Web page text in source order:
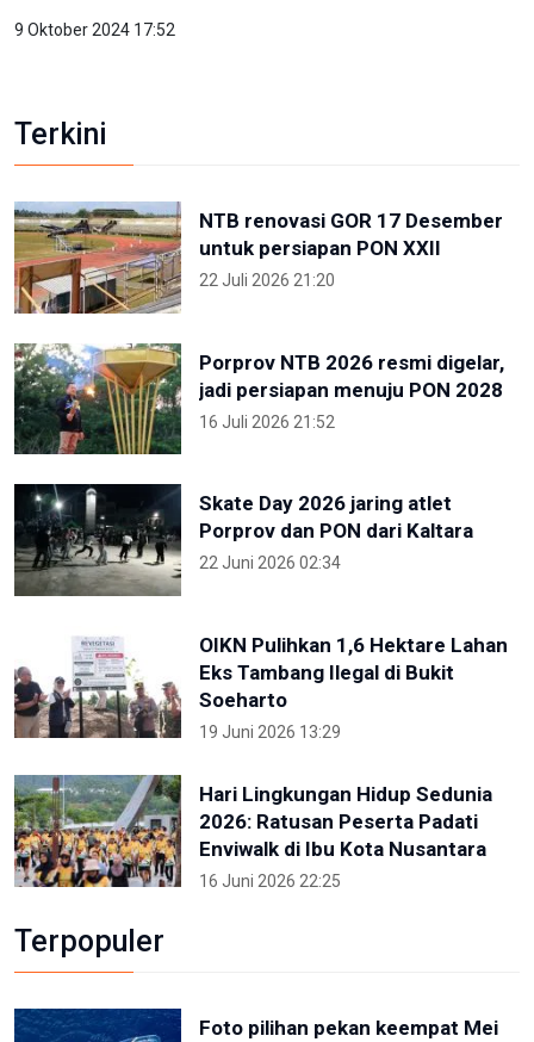
9 Oktober 2024 17:52
Terkini
NTB renovasi GOR 17 Desember
untuk persiapan PON XXII
22 Juli 2026 21:20
Porprov NTB 2026 resmi digelar,
jadi persiapan menuju PON 2028
16 Juli 2026 21:52
Skate Day 2026 jaring atlet
Porprov dan PON dari Kaltara
22 Juni 2026 02:34
OIKN Pulihkan 1,6 Hektare Lahan
Eks Tambang Ilegal di Bukit
Soeharto
19 Juni 2026 13:29
Hari Lingkungan Hidup Sedunia
2026: Ratusan Peserta Padati
Enviwalk di Ibu Kota Nusantara
16 Juni 2026 22:25
Terpopuler
Foto pilihan pekan keempat Mei